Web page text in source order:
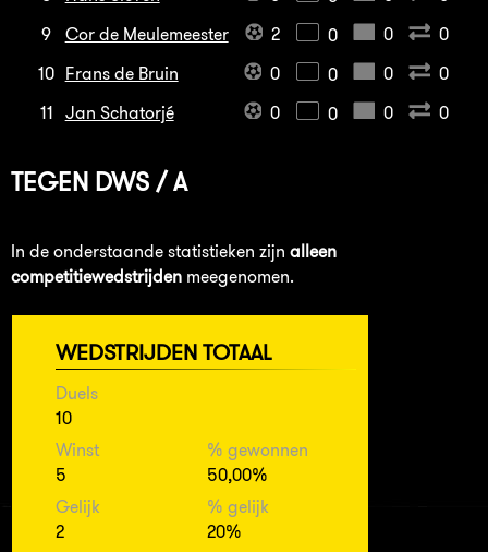
9
Cor de Meulemeester 2 0 0
0
10 Frans de Bruin 0 0 0
0
11
Jan Schatorjé 0 0 0 0
TEGEN DWS / A
In de onderstaande statistieken zijn alleen
competitiewedstrijden meegenomen.
WEDSTRIJDEN TOTAAL
Duels
10
Winst
5
% gewonnen
50,00%
Gelijk
2
% gelijk
20%